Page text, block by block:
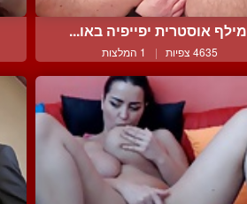
מילף אוסטרית יפייפיה באו...
4635 צפיות | 1 המלצות